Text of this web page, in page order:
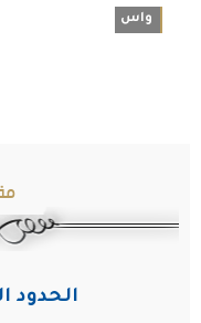
واس
الحدود